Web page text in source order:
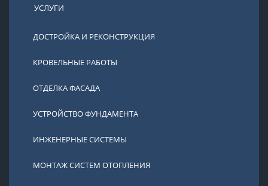
УСЛУГИ
ДОСТРОЙКА И РЕКОНСТРУКЦИЯ
КРОВЕЛЬНЫЕ РАБОТЫ
ОТДЕЛКА ФАСАДА
УСТРОЙСТВО ФУНДАМЕНТА
ИНЖЕНЕРНЫЕ СИСТЕМЫ
МОНТАЖ СИСТЕМ ОТОПЛЕНИЯ